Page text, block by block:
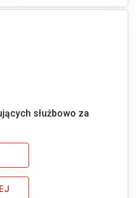
służbowo za